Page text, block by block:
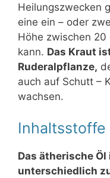
Heilungszwecken
eine ein – oder
Höhe zwischen
kann. Das Kraut
Ruderalpflanze,
auch auf Schutt –
wachsen.
Inhaltsstoffe
Das ätherische
unterschiedlich